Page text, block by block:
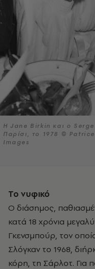
Η Jane Birkin και ο
Παρίσι, το 1978 ©
Images
Το νυφικό
Ο διάσημος,
κατά 18 χρόνια
Γκενσμπούρ, τον
Σλόγκαν το 1968,
κόρη, τη Σάρλοτ. Για